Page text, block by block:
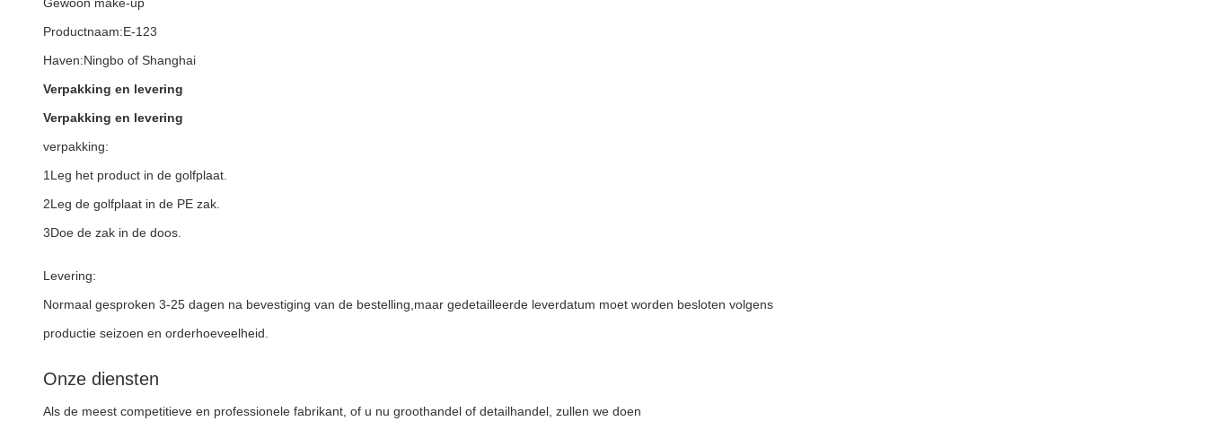
Productnaam:E-123
Haven:Ningbo of Shanghai
Verpakking en levering
Verpakking en levering
verpakking:
1Leg het product in de golfplaat.
2Leg de golfplaat in de PE zak.
3Doe de zak in de doos.
Levering:
Normaal gesproken 3-25 dagen na bevestiging van de bestelling,maar gedetailleerde leverdatum moet worden besloten volgens
productie seizoen en orderhoeveelheid.
Onze diensten
Als de meest competitieve en professionele fabrikant, of u nu groothandel of detailhandel, zullen we doen